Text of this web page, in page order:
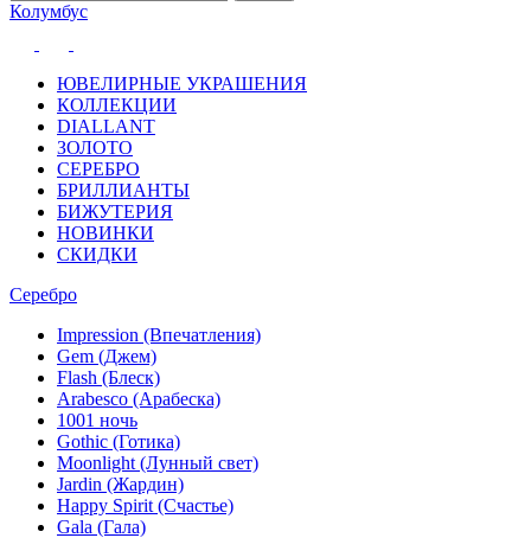
Колумбус
ЮВЕЛИРНЫЕ УКРАШЕНИЯ
КОЛЛЕКЦИИ
DIALLANT
ЗОЛОТО
СЕРЕБРО
БРИЛЛИАНТЫ
БИЖУТЕРИЯ
НОВИНКИ
СКИДКИ
Серебро
Impression (Впечатления)
Gem (Джем)
Flash (Блеск)
Arabesco (Арабеска)
1001 ночь
Gothic (Готика)
Moonlight (Лунный свет)
Jardin (Жардин)
Happy Spirit (Счастье)
Gala (Гала)